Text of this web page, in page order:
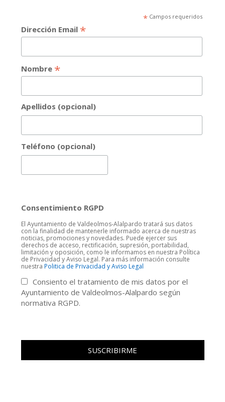
*Campos requeridos
Dirección Email *
Nombre *
Apellidos (opcional)
Teléfono (opcional)
Consentimiento RGPD
El Ayuntamiento de Valdeolmos-Alalpardo tratará sus datos
con la finalidad de mantenerle informado acerca de nuestras
noticias, promociones y novedades. Puede ejercer sus
derechos de acceso, rectificación, supresión, portabilidad,
limitación y oposición, como le informamos en nuestra Política
de Privacidad y Aviso Legal. Para más información consulte
nuestra Politica de Privacidad y Aviso Legal
Consiento el tratamiento de mis datos por el
Ayuntamiento de Valdeolmos-Alalpardo según
normativa RGPD.